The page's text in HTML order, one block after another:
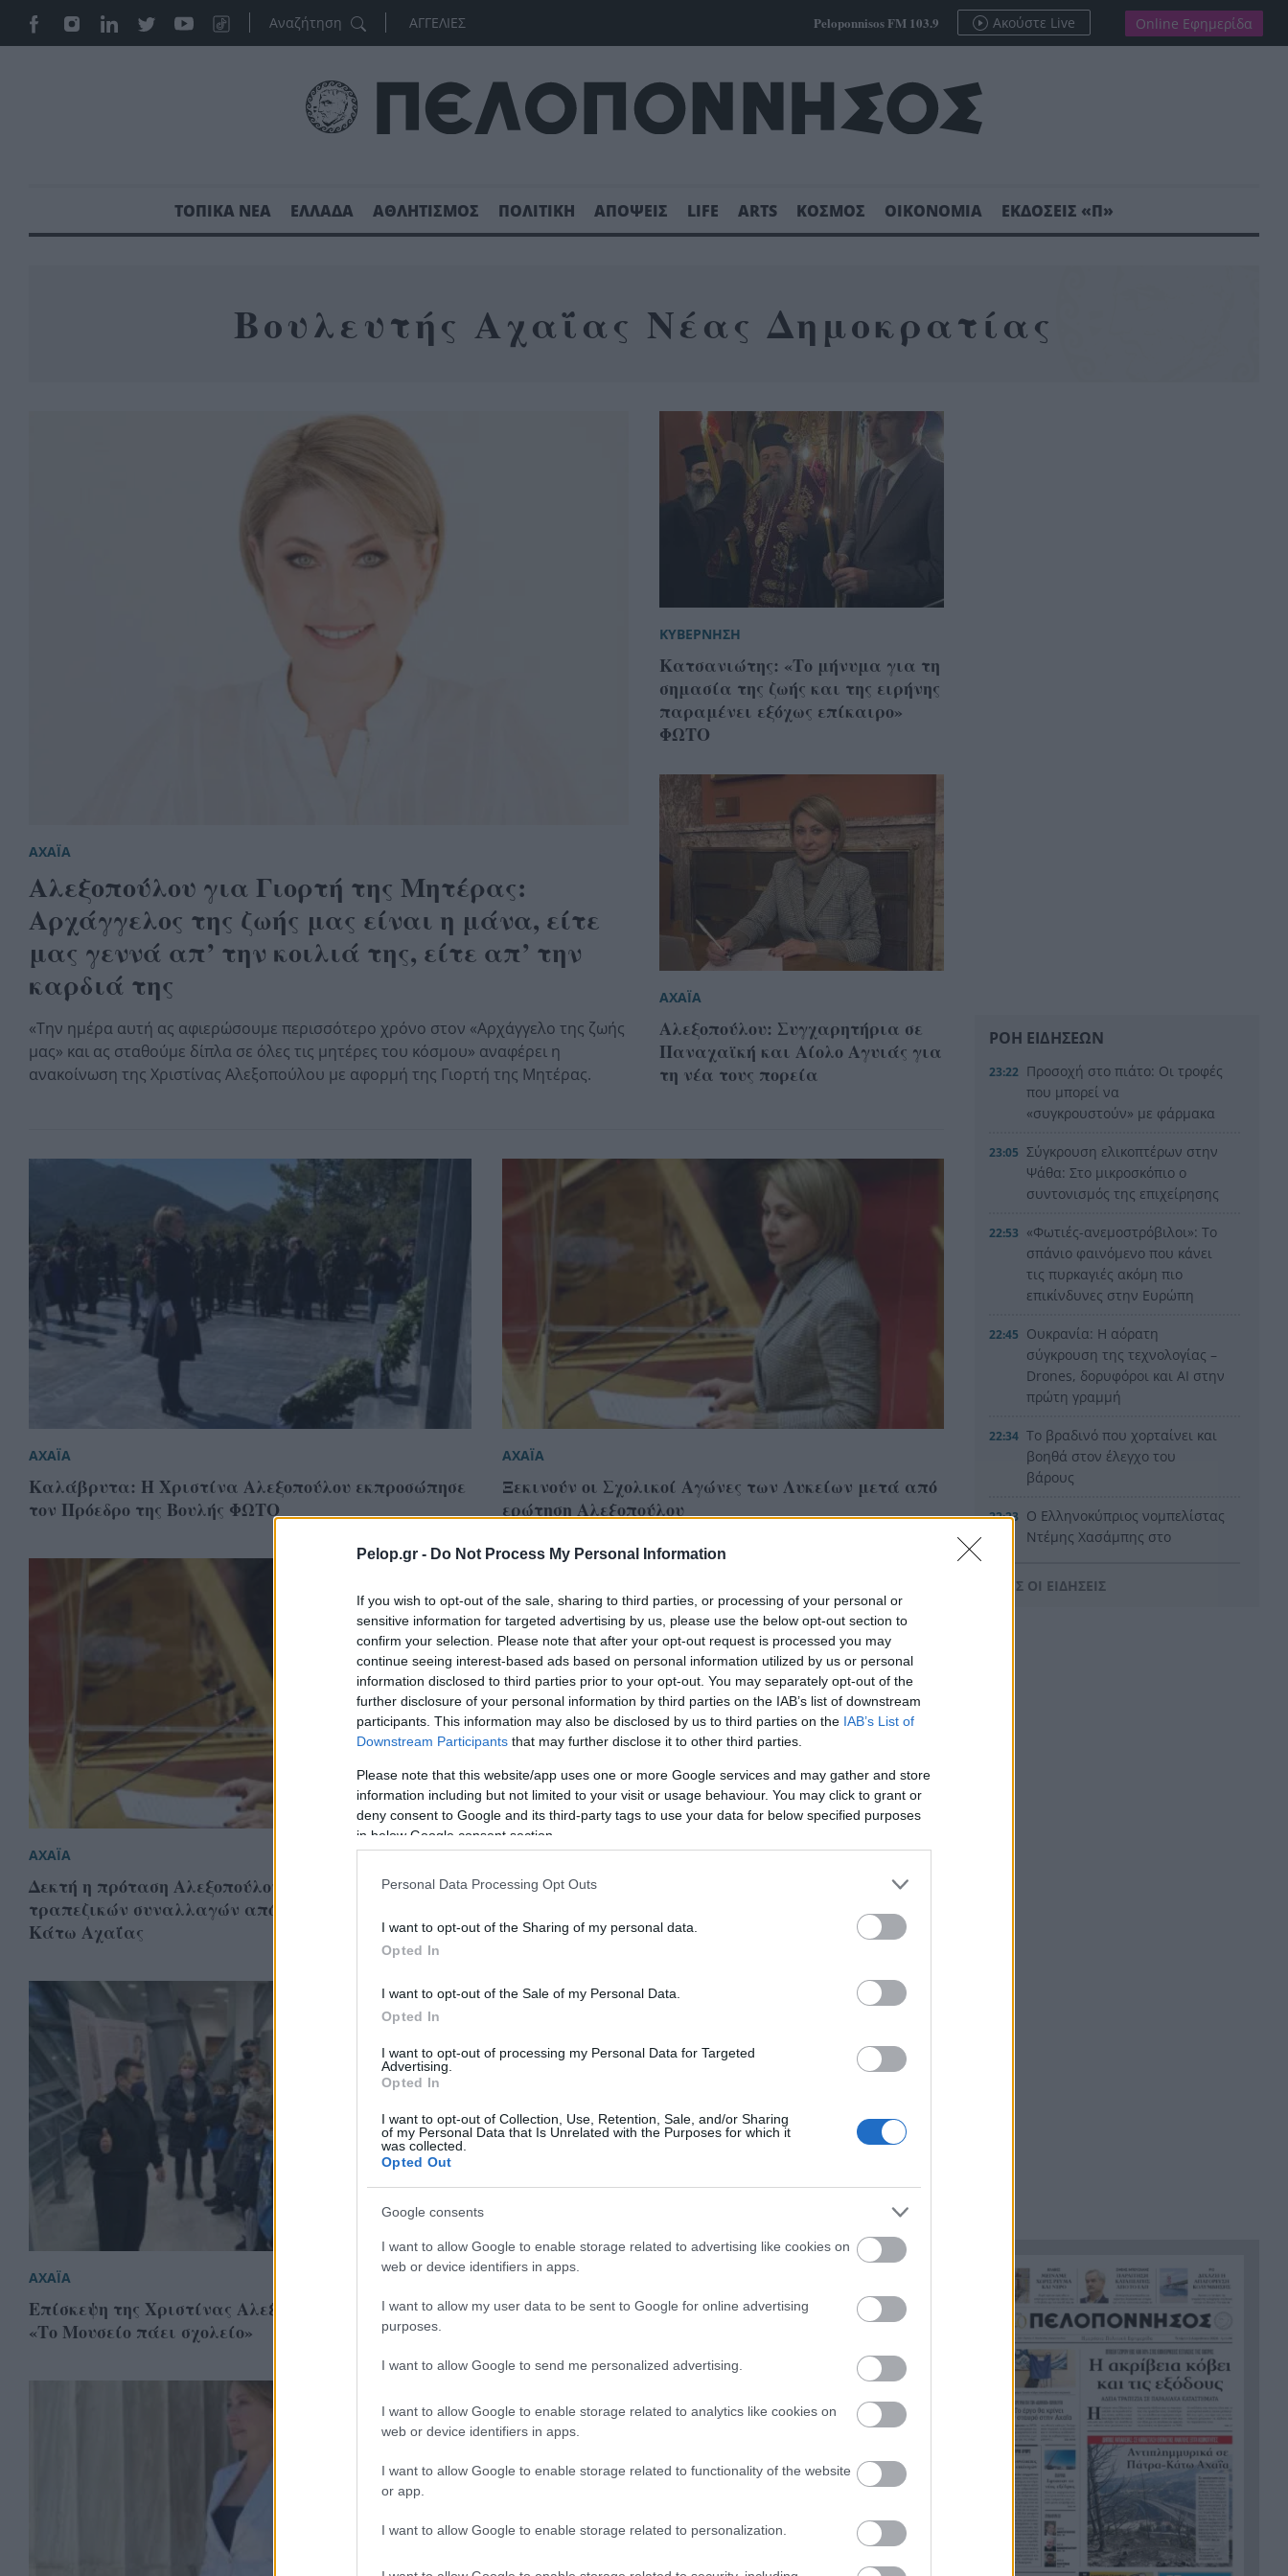
Pelop.gr - Do Not Process My Personal Information
If you wish to opt-out of the sale, sharing to third parties, or processing of your personal or
sensitive information for targeted advertising by us, please use the below opt-out section to
confirm your selection. Please note that after your opt-out request is processed you may
continue seeing interest-based ads based on personal information utilized by us or personal
information disclosed to third parties prior to your opt-out. You may separately opt-out of the
further disclosure of your personal information by third parties on the IAB’s list of downstream
participants. This information may also be disclosed by us to third parties on the IAB’s List of
Downstream Participants that may further disclose it to other third parties.
Please note that this website/app uses one or more Google services and may gather and store
information including but not limited to your visit or usage behaviour. You may click to grant or
deny consent to Google and its third-party tags to use your data for below specified purposes
in below Google consent section.
Personal Data Processing Opt Outs
I want to opt-out of the Sharing of my personal data.
Opted In
I want to opt-out of the Sale of my Personal Data.
Opted In
I want to opt-out of processing my Personal Data for Targeted
Advertising.
Opted In
I want to opt-out of Collection, Use, Retention, Sale, and/or Sharing
of my Personal Data that Is Unrelated with the Purposes for which it
was collected.
Opted Out
Google consents
I want to allow Google to enable storage related to advertising like cookies on
web or device identifiers in apps.
I want to allow my user data to be sent to Google for online advertising
purposes.
I want to allow Google to send me personalized advertising.
I want to allow Google to enable storage related to analytics like cookies on
web or device identifiers in apps.
I want to allow Google to enable storage related to functionality of the website
or app.
I want to allow Google to enable storage related to personalization.
ΑΓΓΕΛΙΕΣ Peloponnisos FM 103.9 Ακούστε Live Online Εφημερίδα
ΤΟΠΙΚΑ ΝΕΑ ΕΛΛΑΔΑ ΑΘΛΗΤΙΣΜΟΣ ΠΟΛΙΤΙΚΗ ΑΠΟΨΕΙΣ LIFE ARTS ΚΟΣΜΟΣ ΟΙΚΟΝΟΜΙΑ ΕΚΔΟΣΕΙΣ «Π»
Βουλευτής Αχαΐας Νέας Δημοκρατίας
ΑΧΑΪΑ
Αλεξοπούλου για Γιορτή της Μητέρας:
Αρχάγγελος της ζωής μας είναι η μάνα, είτε
μας γεννά απ’ την κοιλιά της, είτε απ’ την
καρδιά της
«Την ημέρα αυτή ας αφιερώσουμε περισσότερο χρόνο στον «Αρχάγγελο της ζωής
μας» και ας σταθούμε δίπλα σε όλες τις μητέρες του κόσμου» αναφέρει η
ανακοίνωση της Χριστίνας Αλεξοπούλου με αφορμή της Γιορτή της Μητέρας.
ΚΥΒΕΡΝΗΣΗ
Κατσανιώτης: «Το μήνυμα για τη
σημασία της ζωής και της ειρήνης
παραμένει εξόχως επίκαιρο»
ΦΩΤΟ
ΑΧΑΪΑ
Αλεξοπούλου: Συγχαρητήρια σε
Παναχαϊκή και Αίολο Αγυιάς για
τη νέα τους πορεία
ΑΧΑΪΑ
Καλάβρυτα: Η Χριστίνα Αλεξοπούλου εκπροσώπησε
τον Πρόεδρο της Βουλής ΦΩΤΟ
ΑΧΑΪΑ
Ξεκινούν οι Σχολικοί Αγώνες των Λυκείων μετά από
ερώτηση Αλεξοπούλου
ΑΧΑΪΑ
Δεκτή η πρόταση Αλεξοπούλου για την εξυπηρέτηση
τραπεζικών συναλλαγών από το ταχυδρομείο της
Κάτω Αχαΐας
ΣΥΝΕΝΤΕΥΞΕΙΣ
Ο Ιάσονας Φωτήλας στη «Π»: «Η σκέψη έχει
ΑΧΑΪΑ
Επίσκεψη της Χριστίνας Αλεξοπούλου στην Έκθεση
«Το Μουσείο πάει σχολείο»
ΑΧΑΪΑ
Επίσκεψη Αλεξοπούλου στο ΕΚΑΒ- Συναντήθηκε με
ΡΟΗ ΕΙΔΗΣΕΩΝ
23:22 Προσοχή στο πιάτο: Οι τροφές
που μπορεί να
«συγκρουστούν» με φάρμακα
23:05 Σύγκρουση ελικοπτέρων στην
Ψάθα: Στο μικροσκόπιο ο
συντονισμός της επιχείρησης
22:53 «Φωτιές-ανεμοστρόβιλοι»: Το
σπάνιο φαινόμενο που κάνει
τις πυρκαγιές ακόμη πιο
επικίνδυνες στην Ευρώπη
22:45 Ουκρανία: Η αόρατη
σύγκρουση της τεχνολογίας –
Drones, δορυφόροι και AI στην
πρώτη γραμμή
22:34 Το βραδινό που χορταίνει και
βοηθά στον έλεγχο του
βάρους
22:23 Ο Ελληνοκύπριος νομπελίστας
Ντέμης Χασάμπης στο
HELLENiQ ENERGY: Έως 25
καστροπολιτεία της
Μονεμβασίας
21:02
Σύμη: Εντοπίστηκε σορός
άνδρα στον Πανορμίτη –
Πιθανότατα ανήκει στον
αγνοούμενο Γερμανό τουρίστα
20:51 Συμφωνία Ιράν – Ομάν για νέα
ναυτιλιακή διαδρομή στα
Στενά του Ορμούζ
Ήττα-αποκλεισμός για την
Εθνική Nέων Γυναικών στο
Ευρωπαϊκό
ΟΛΕΣ ΟΙ ΕΙΔΗΣΕΙΣ